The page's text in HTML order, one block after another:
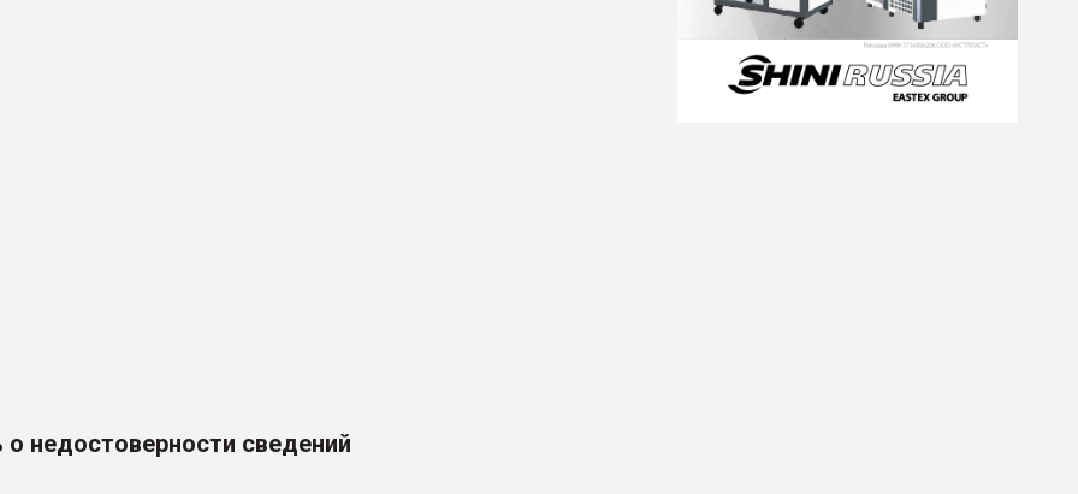
недостоверности сведений